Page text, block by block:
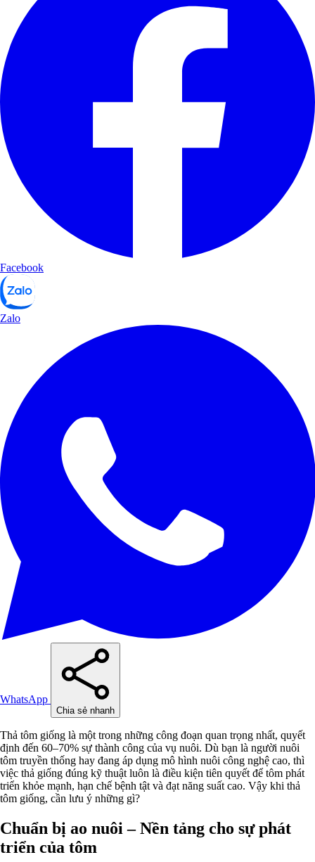
Facebook
Zalo
WhatsApp
Chia sẻ nhanh
Thả tôm giống là một trong những công đoạn quan trọng nhất, quyết
định đến 60–70% sự thành công của vụ nuôi. Dù bạn là người nuôi
tôm truyền thống hay đang áp dụng mô hình nuôi công nghệ cao, thì
việc thả giống đúng kỹ thuật luôn là điều kiện tiên quyết để tôm phát
triển khỏe mạnh, hạn chế bệnh tật và đạt năng suất cao. Vậy khi thả
tôm giống, cần lưu ý những gì?
Chuẩn bị ao nuôi – Nền tảng cho sự phát
triển của tôm